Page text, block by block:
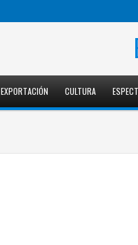
EXPORTACIÓN CULTURA